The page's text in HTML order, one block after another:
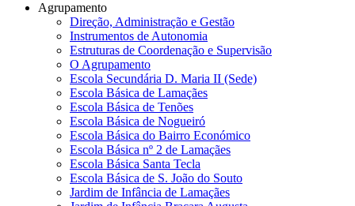
Agrupamento
Direção, Administração e Gestão
Instrumentos de Autonomia
Estruturas de Coordenação e Supervisão
O Agrupamento
Escola Secundária D. Maria II (Sede)
Escola Básica de Lamaçães
Escola Básica de Tenões
Escola Básica de Nogueiró
Escola Básica do Bairro Económico
Escola Básica nº 2 de Lamaçães
Escola Básica Santa Tecla
Escola Básica de S. João do Souto
Jardim de Infância de Lamaçães